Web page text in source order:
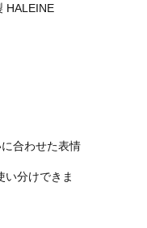
HALEINE
合わせた表情
い分けできま